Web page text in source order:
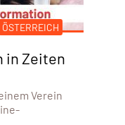
ÖSTERREICH
in Zeiten
Verein